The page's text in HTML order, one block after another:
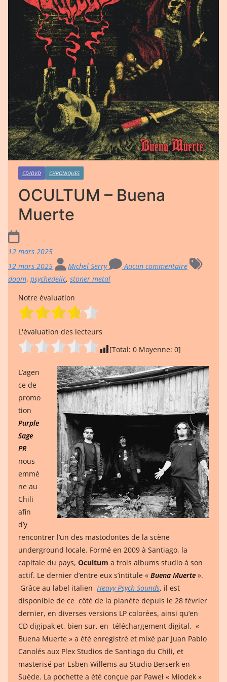
CD/DVD CHRONIQUES
OCULTUM – Buena
Muerte
12 mars 2025
12 mars 2025
Michel Serry
Aucun commentaire
doom, psychedelic, stoner metal
Notre évaluation
L'évaluation des lecteurs
[Total: 0 Moyenne: 0]
L’agen
ce de
promo
tion
Purple
Sage
PR
nous
emmè
ne au
Chili
afin
d’y
rencontrer l’un des mastodontes de la scène
underground locale. Formé en 2009 à Santiago, la
capitale du pays, Ocultum a trois albums studio à son
actif. Le dernier d’entre eux s’intitule « Buena Muerte ».
Grâce au label italien Heavy Psych Sounds, il est
disponible de ce côté de la planète depuis le 28 février
dernier, en diverses versions LP colorées, ainsi qu’en
CD digipak et, bien sur, en téléchargement digital. «
Buena Muerte » a été enregistré et mixé par Juan Pablo
Canolés aux Plex Studios de Santiago du Chili, et
masterisé par Esben Willems au Studio Berserk en
Suède. La pochette a été conçue par Paweł « Miodek »